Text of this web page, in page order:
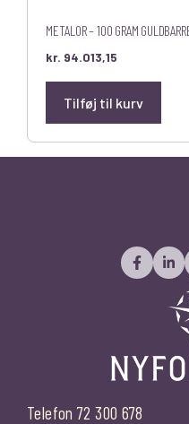
METALOR – 100 GRAM
kr. 94.013,15
Tilføj til kurv
Telefon 72 300 678